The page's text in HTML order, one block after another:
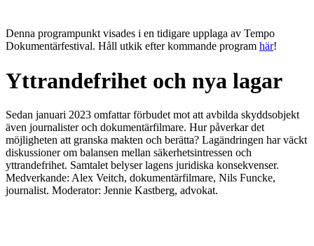
Denna programpunkt visades i en tidigare upplaga av Tempo
Dokumentärfestival. Håll utkik efter kommande program här!
Yttrandefrihet och nya lagar
Sedan januari 2023 omfattar förbudet mot att avbilda skyddsobjekt
även journalister och dokumentärfilmare. Hur påverkar det
möjligheten att granska makten och berätta? Lagändringen har väckt
diskussioner om balansen mellan säkerhetsintressen och
yttrandefrihet. Samtalet belyser lagens juridiska konsekvenser.
Medverkande: Alex Veitch, dokumentärfilmare, Nils Funcke,
journalist. Moderator: Jennie Kastberg, advokat.